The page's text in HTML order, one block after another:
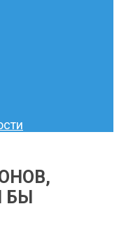
БЫ